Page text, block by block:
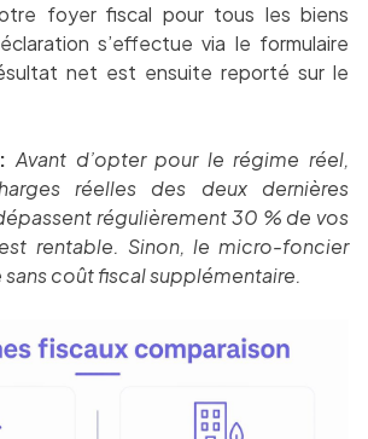
foyer fiscal pour tous les biens
s’effectue via le formulaire
net est ensuite reporté sur le
Avant d’opter pour le régime réel,
réelles des deux dernières
régulièrement 30 % de vos
rentable. Sinon, le micro-foncier
coût fiscal supplémentaire.